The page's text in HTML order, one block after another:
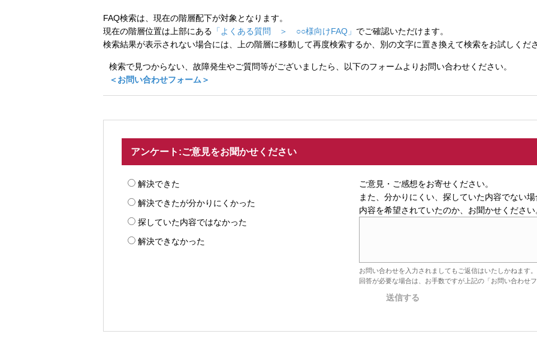
FAQ検索は、現在の階層配下が対象となります。
現在の階層位置は上部にある 「よくある質問 ＞ ○○様向けFAQ」 でご確認いただけます。
検索結果が表示されない場合には、上の階層に移動して再度検索するか、別の文字に置き換えて検索をお試しくだ
検索で見つからない、故障発生やご質問等がございましたら、以下のフォームよりお問い合わせください。
＜お問い合わせフォーム＞
アンケート:ご意見をお聞かせください
解決できた
解決できたが分かりにくかった
探していた内容ではなかった
解決できなかった
ご意見・ご感想をお寄せください。
また、分かりにくい、探していた内容でない
内容を希望されていたのか、お聞かせください
お問い合わせを入力されましてもご返信はいたしかねます。
回答が必要な場合は、お手数ですが上記の「お問い合わせ